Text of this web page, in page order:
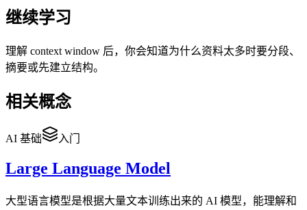
继续学习
理解 context window 后，你会知道为什么资料太多时要分段、
摘要或先建立结构。
相关概念
AI 基础 入门
Large Language Model
大型语言模型是根据大量文本训练出来的 AI 模型，能理解和